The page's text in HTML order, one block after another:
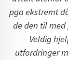
pga ekstremt
de den til
Veldig
utfordringer